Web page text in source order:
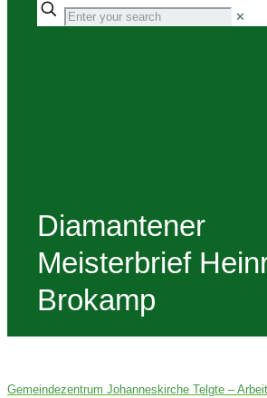
✕
Diamantener
Meisterbrief
Brokamp
Gemeindezentrum Johanneskirche Telgte –